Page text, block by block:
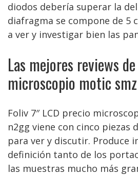
diodos debería superar la
diafragma se compone de 5
a ver y investigar bien las
Las mejores reviews
microscopio motic
Foliv 7″ LCD precio
n2gg viene con cinco piezas
para ver y discutir. Produce
definición tanto de los
las muestras mucho más